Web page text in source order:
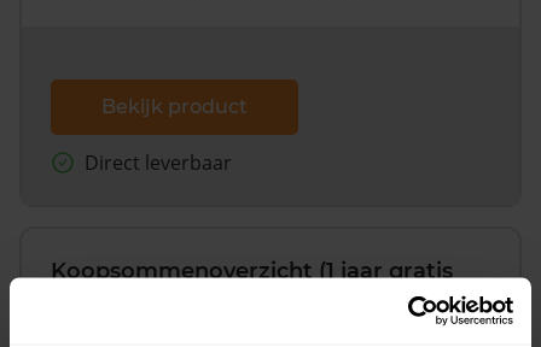
Bekijk product
Direct leverbaar
Koopsommenoverzicht (1 jaar gratis